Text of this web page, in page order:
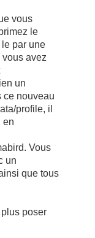
vous
le
par une
avez
un
ce nouveau
profile, il
en
Vous
un
que tous
poser